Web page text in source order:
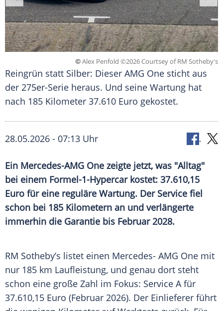
©Alex Penfold ©2026 Courtsey of RM Sotheby's
Reingrün statt Silber: Dieser AMG One sticht aus
der 275er-Serie heraus. Und seine Wartung hat
nach 185 Kilometer 37.610 Euro gekostet.
28.05.2026 - 07:13 Uhr
Ein Mercedes-AMG One zeigte jetzt, was "Alltag"
bei einem Formel-1-Hypercar kostet: 37.610,15
Euro für eine reguläre Wartung. Der Service fiel
schon bei 185 Kilometern an und verlängerte
immerhin die Garantie bis Februar 2028.
RM Sotheby’s listet einen Mercedes- AMG One mit
nur 185 km Laufleistung, und genau dort steht
schon eine große Zahl im Fokus: Service A für
37.610,15 Euro (Februar 2026). Der Einlieferer führt